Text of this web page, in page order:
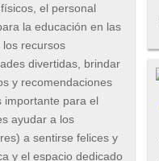
el personal
la educación en las
recursos
divertidas, brindar
y recomendaciones
importante para el
ayudar a los
a sentirse felices y
y el espacio dedicado